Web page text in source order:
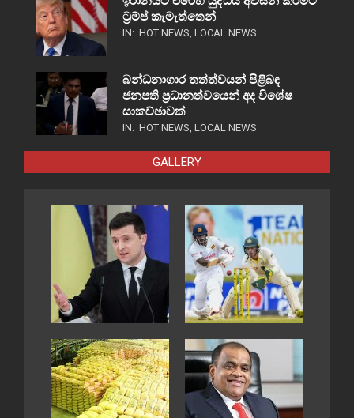
ට්‍රම්ප් කැමැත්තෙන්
IN: HOT NEWS, LOCAL NEWS
බන්ධනාගාර තත්ත්වයන් පිළිබඳ
ජනපති ප්‍රධානත්වයෙන් අද විශේෂ
සාකච්ඡාවක්
IN: HOT NEWS, LOCAL NEWS
GALLERY